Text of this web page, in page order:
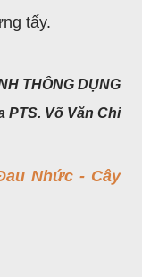
tấy.
THÔNG DỤNG
PTS. Võ Văn Chi
Nhức - Cây